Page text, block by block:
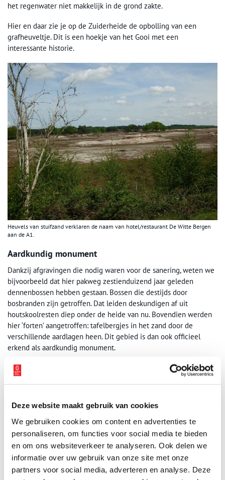
Deze website maakt gebruik van cookies
We gebruiken cookies om content en advertenties te
personaliseren, om functies voor social media te bieden
en om ons websiteverkeer te analyseren. Ook delen we
informatie over uw gebruik van onze site met onze
partners voor social media, adverteren en analyse. Deze
het regenwater niet makkelijk in de grond zakte.
Hier en daar zie je op de Zuiderheide de opbolling van een
grafheuveltje. Dit is een hoekje van het Gooi met een
interessante historie.
Heuvels van stuifzand verklaren de naam van hotel/restaurant De Witte Bergen
aan de A1.
Aardkundig monument
Dankzij afgravingen die nodig waren voor de sanering, weten we
bijvoorbeeld dat hier pakweg zestienduizend jaar geleden
dennenbossen hebben gestaan. Bossen die destijds door
bosbranden zijn getroffen. Dat leiden deskundigen af uit
houtskoolresten diep onder de heide van nu. Bovendien werden
hier ‘forten’ aangetroffen: tafelbergjes in het zand door de
verschillende aardlagen heen. Dit gebied is dan ook officieel
erkend als aardkundig monument.
Bovendien zijn sporen gevonden van een karrenpad dat hier
eeuwen geleden liep van Amsterdam richting Amersfoort. Op een
nog terug te vinden.
Oerlaag
Zo’n 85 hectaren omvat het natuurgebied van het Laarder
Wasmeer. Waar door afgravingen die bijna ondoordringbare
oerlaag van het vennetje is weggeschept, kon dat met een
kleibodem zo goed mogelijk worden hersteld.